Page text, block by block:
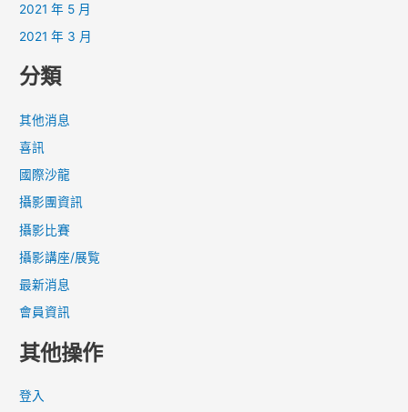
2021 年 5 月
2021 年 3 月
分類
其他消息
喜訊
國際沙龍
攝影團資訊
攝影比賽
攝影講座/展覧
最新消息
會員資訊
其他操作
登入